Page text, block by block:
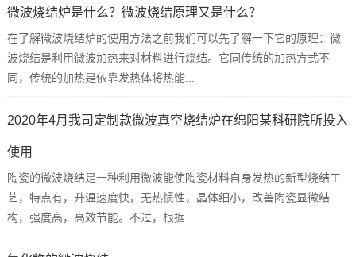
微波烧结炉是什么？微波烧结原理又是什么？
在了解微波烧结炉的使用方法之前我们可以先了解一下它的原理：微
波烧结是利用微波加热来对材料进行烧结。它同传统的加热方式不
同，传统的加热是依靠发热体将热能...
2020年4月我司定制款微波真空烧结炉在绵阳某科研院所投入
使用
陶瓷的微波烧结是一种利用微波能使陶瓷材料自身发热的新型烧结工
艺，特点有，升温速度快，无热惯性，晶体细小，改善陶瓷显微结
构，强度高，高效节能。不过，根据...